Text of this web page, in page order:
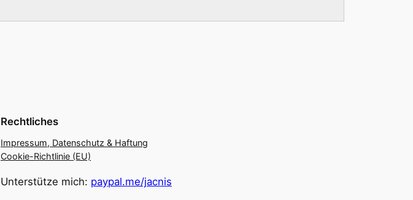
Rechtliches
Impressum, Datenschutz & Haftung
Cookie-Richtlinie (EU)
Unterstütze mich: paypal.me/jacnis